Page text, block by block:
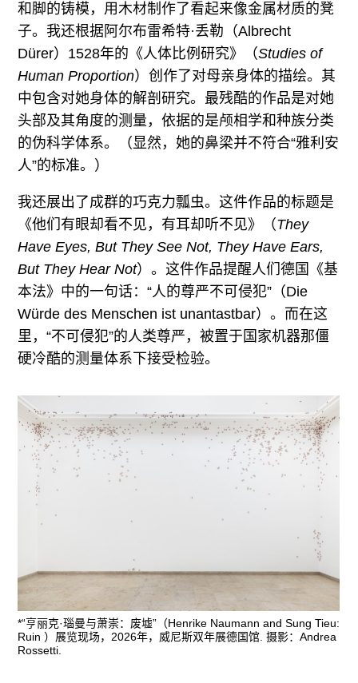
和脚的铸模，用木材制作了看起来像金属材质的凳
子。我还根据阿尔布雷希特·丢勒（Albrecht
Dürer）1528年的《人体比例研究》（Studies of
Human Proportion）创作了对母亲身体的描绘。其
中包含对她身体的解剖研究。最残酷的作品是对她
头部及其角度的测量，依据的是颅相学和种族分类
的伪科学体系。（显然，她的鼻梁并不符合“雅利安
人”的标准。）
我还展出了成群的巧克力瓢虫。这件作品的标题是
《他们有眼却看不见，有耳却听不见》（They
Have Eyes, But They See Not, They Have Ears,
But They Hear Not）。这件作品提醒人们德国《基
本法》中的一句话：“人的尊严不可侵犯”（Die
Würde des Menschen ist unantastbar）。而在这
里，“不可侵犯”的人类尊严，被置于国家机器那僵
硬冷酷的测量体系下接受检验。
*“亨丽克·瑙曼与萧崇：废墟”（Henrike Naumann and Sung Tieu:
Ruin ）展览现场，2026年，威尼斯双年展德国馆. 摄影：Andrea
Rossetti.